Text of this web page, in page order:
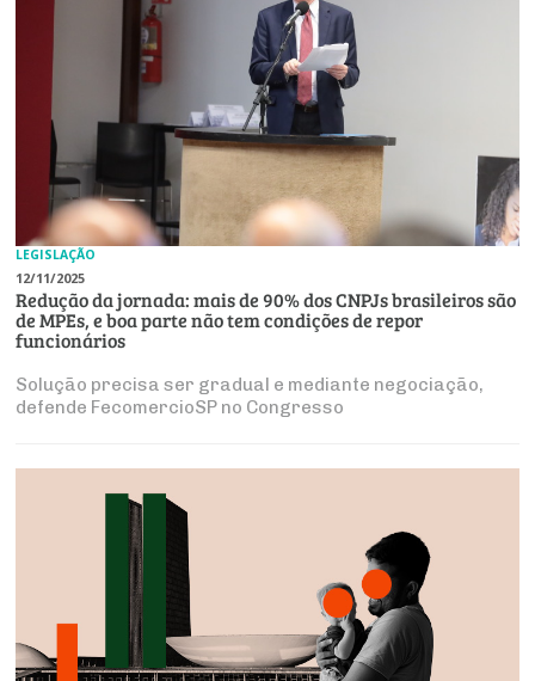
LEGISLAÇÃO
12/11/2025
Redução da jornada: mais de 90% dos CNPJs brasileiros são
de MPEs, e boa parte não tem condições de repor
funcionários
Solução precisa ser gradual e mediante negociação,
defende FecomercioSP no Congresso